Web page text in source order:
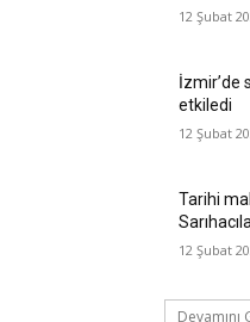
12 Şubat
İzmir’de
etkiledi
12 Şubat
Tarihi
12 Şubat
Devamını